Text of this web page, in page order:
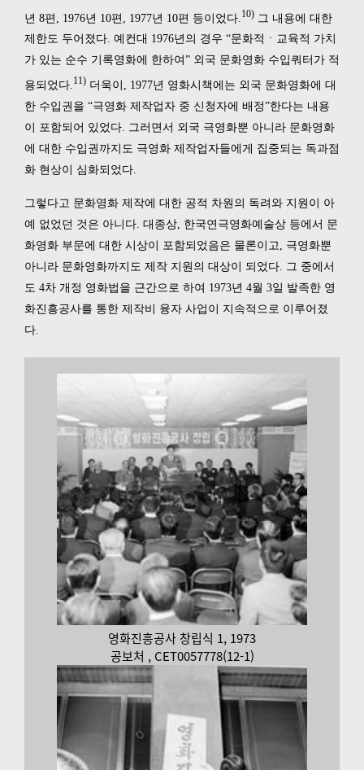
년 8편, 1976년 10편, 1977년 10편 등이었다. 10) 그 내용에 대한
제한도 두어졌다. 예컨대 1976년의 경우 “문화적ㆍ교육적 가치
가 있는 순수 기록영화에 한하여” 외국 문화영화 수입쿼터가 적
용되었다. 11) 더욱이, 1977년 영화시책에는 외국 문화영화에 대
한 수입권을 “극영화 제작업자 중 신청자에 배정”한다는 내용
이 포함되어 있었다. 그러면서 외국 극영화뿐 아니라 문화영화
에 대한 수입권까지도 극영화 제작업자들에게 집중되는 독과점
화 현상이 심화되었다.
그렇다고 문화영화 제작에 대한 공적 차원의 독려와 지원이 아
예 없었던 것은 아니다. 대종상, 한국연극영화예술상 등에서 문
화영화 부문에 대한 시상이 포함되었음은 물론이고, 극영화뿐
아니라 문화영화까지도 제작 지원의 대상이 되었다. 그 중에서
도 4차 개정 영화법을 근간으로 하여 1973년 4월 3일 발족한 영
화진흥공사를 통한 제작비 융자 사업이 지속적으로 이루어졌
다.
영화진흥공사 창립식 1, 1973
공보처 , CET0057778(12-1)